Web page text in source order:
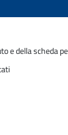
della scheda